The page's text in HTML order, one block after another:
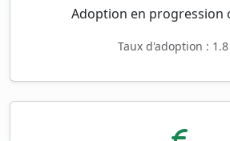
Adoption en progression
Taux d'adoption : 1.8